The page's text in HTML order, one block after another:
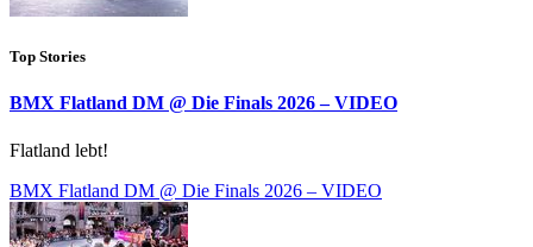
Top Stories
BMX Flatland DM @ Die Finals 2026 – VIDEO
Flatland lebt!
BMX Flatland DM @ Die Finals 2026 – VIDEO